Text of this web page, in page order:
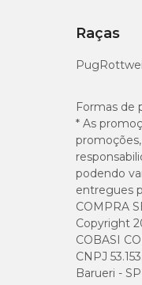
Raças
Pug
Formas de
* As
podendo
entregues
COMPRA
Copyright
COBASI
CNPJ
Barueri -